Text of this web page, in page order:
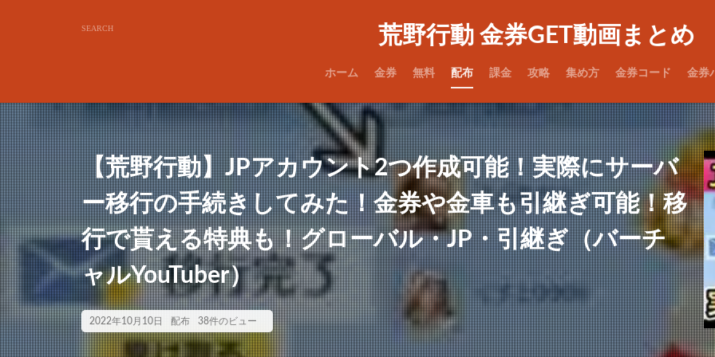
荒野行動 金券GET動画まとめ
ホーム 金券 無料 配布 課金 攻略 集め方 金券コード 金券
【荒野行動】JPアカウント2つ作成可能！実際にサーバ
ー移行の手続きしてみた！金券や金車も引継ぎ可能！移
行で貰える特典も！グローバル・JP・引継ぎ（バーチ
ャルYouTuber）
2022年10月10日 配布 38件のビュー